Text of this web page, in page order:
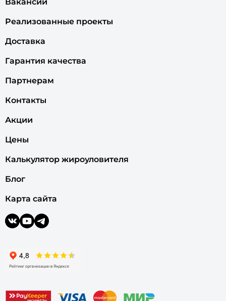
Реализованные проекты
Доставка
Гарантия качества
Партнерам
Контакты
Акции
Цены
Калькулятор жироуловителя
Блог
Карта сайта